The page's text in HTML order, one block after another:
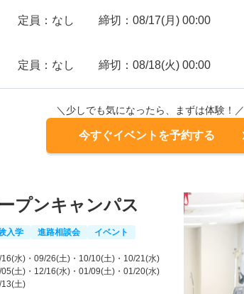
定員：なし 締切：08/17(月) 00:00
定員：なし 締切：08/18(火) 00:00
＼少しでも気になったら、まずは体験！／
今すぐイベントを予約する
プンキャンパス
入学 進路相談会 イベント
16(水) ・09/26(土) ・10/10(土) ・10/21(水)
05(土) ・12/16(水) ・01/09(土) ・01/20(水)
13(土)